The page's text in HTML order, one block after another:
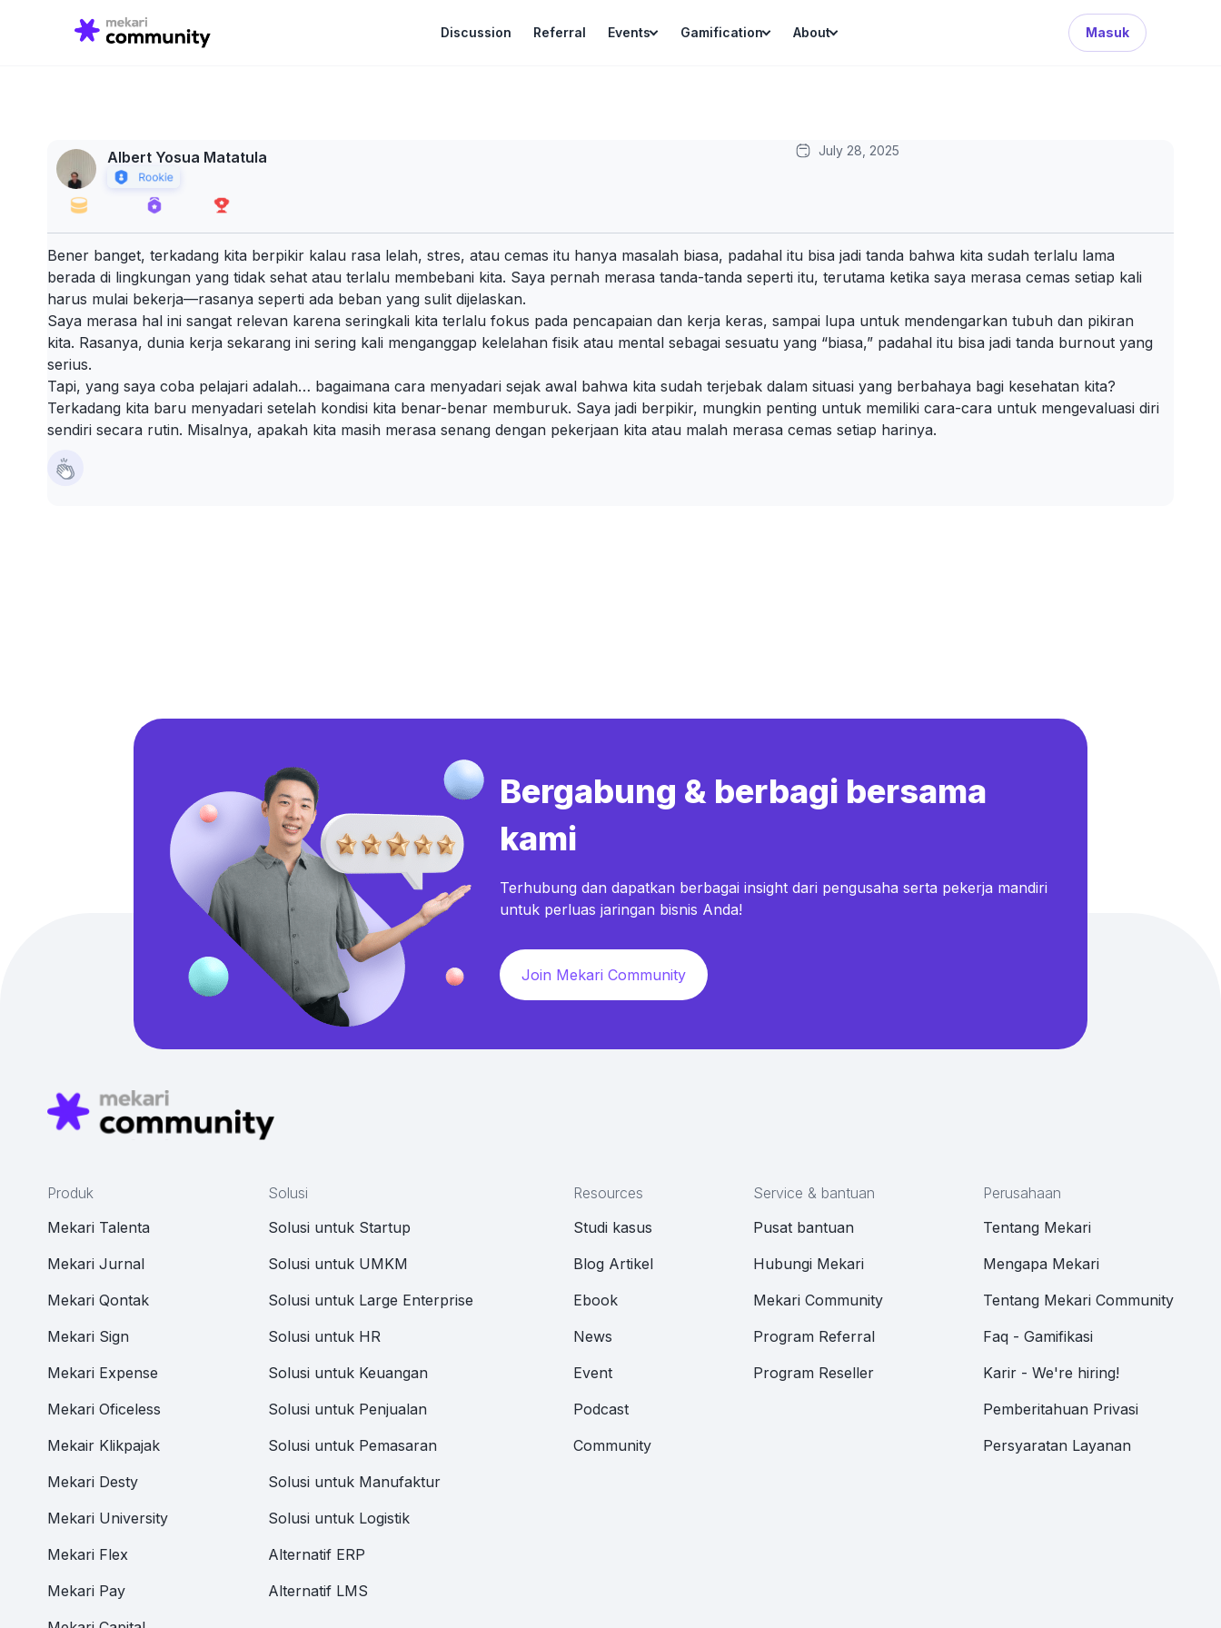
Discussion Referral Events Gamification About Masuk
for:
Search Button
Albert Yosua Matatula July 28, 2025
Bener banget, terkadang kita berpikir kalau rasa lelah, stres, atau cemas itu hanya masalah biasa, padahal itu bisa jadi tanda bahwa kita sudah terlalu lama
berada di lingkungan yang tidak sehat atau terlalu membebani kita. Saya pernah merasa tanda-tanda seperti itu, terutama ketika saya merasa cemas setiap kali
harus mulai bekerja—rasanya seperti ada beban yang sulit dijelaskan.
Saya merasa hal ini sangat relevan karena seringkali kita terlalu fokus pada pencapaian dan kerja keras, sampai lupa untuk mendengarkan tubuh dan pikiran
kita. Rasanya, dunia kerja sekarang ini sering kali menganggap kelelahan fisik atau mental sebagai sesuatu yang “biasa,” padahal itu bisa jadi tanda burnout yang
serius.
Tapi, yang saya coba pelajari adalah… bagaimana cara menyadari sejak awal bahwa kita sudah terjebak dalam situasi yang berbahaya bagi kesehatan kita?
Terkadang kita baru menyadari setelah kondisi kita benar-benar memburuk. Saya jadi berpikir, mungkin penting untuk memiliki cara-cara untuk mengevaluasi diri
sendiri secara rutin. Misalnya, apakah kita masih merasa senang dengan pekerjaan kita atau malah merasa cemas setiap harinya.
Bergabung & berbagi bersama
kami
Terhubung dan dapatkan berbagai insight dari pengusaha serta pekerja mandiri
untuk perluas jaringan bisnis Anda!
Join Mekari Community
Produk
Mekari Talenta
Mekari Jurnal
Mekari Qontak
Mekari Sign
Mekari Expense
Mekari Oficeless
Mekair Klikpajak
Mekari Desty
Mekari University
Mekari Flex
Mekari Pay
Solusi
Solusi untuk Startup
Solusi untuk UMKM
Solusi untuk Large Enterprise
Solusi untuk HR
Solusi untuk Keuangan
Solusi untuk Penjualan
Solusi untuk Pemasaran
Solusi untuk Manufaktur
Solusi untuk Logistik
Alternatif ERP
Alternatif LMS
Resources
Studi kasus
Blog Artikel
Ebook
News
Event
Podcast
Community
Service & bantuan
Pusat bantuan
Hubungi Mekari
Mekari Community
Program Referral
Program Reseller
Perusahaan
Tentang Mekari
Mengapa Mekari
Tentang Mekari Community
Faq - Gamifikasi
Karir - We're hiring!
Pemberitahuan Privasi
Persyaratan Layanan